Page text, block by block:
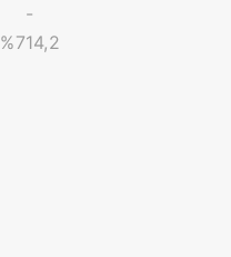
-
%714,2